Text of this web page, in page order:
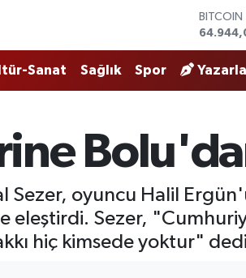
DOLAR
47,7436
EURO
55,2510
BİST100
13.779
Sanat Sağlık Spor
Sezer, oyuncu Halil
eleştirdi. Sezer,
hiç kimsede yoktur"